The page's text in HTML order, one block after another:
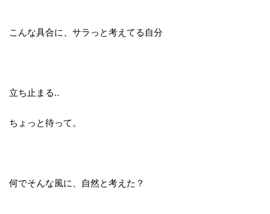
こんな具合に、サラっと考えてる自分
立ち止まる‥
ちょっと待って。
何でそんな風に、自然と考えた？